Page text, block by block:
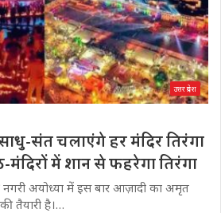
उत्तर प्रदेश
संत चलाएंगे हर मंदिर तिरंगा
मंदिरों में शान से फहरेगा तिरंगा
नगरी अयोध्या में इस बार आज़ादी का अमृत
तैयारी है।…